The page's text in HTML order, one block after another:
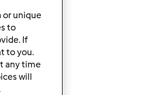
or unique
to
If
to you.
any time
will